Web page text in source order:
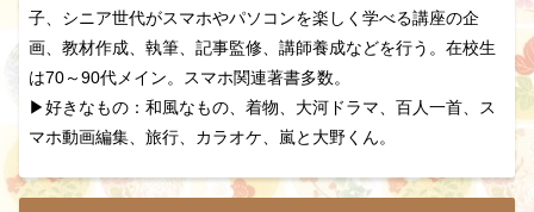
子、シニア世代がスマホやパソコンを楽しく学べる講座の企
画、教材作成、執筆、記事監修、講師養成などを行う。在校生
は70～90代メイン。スマホ関連著書多数。
▶好きなもの：和風なもの、着物、大河ドラマ、百人一首、ス
マホ動画編集、旅行、カラオケ、嵐と大野くん。